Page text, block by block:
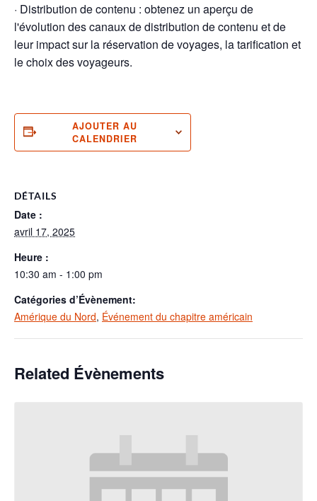
· Distribution de contenu : obtenez un aperçu de
l'évolution des canaux de distribution de contenu et de
leur impact sur la réservation de voyages, la tarification et
le choix des voyageurs.
AJOUTER AU
CALENDRIER
DÉTAILS
Date :
avril 17, 2025
Heure :
10:30 am - 1:00 pm
Catégories d’Évènement:
Amérique du Nord, Événement du chapitre américain
Related Évènements